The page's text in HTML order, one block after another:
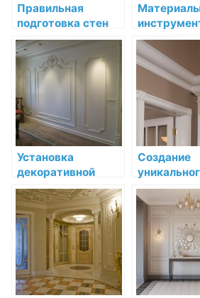
Правильная
подготовка стен
перед установкой
декоративной
лепнины
установки
лепнины:
Установка
декоративной
лепнины в
спальне:
подробный
мастер-класс
Создание
дизайна с
помощью
лепнины